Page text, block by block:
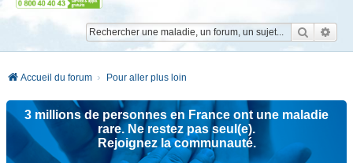
Accueil du forum Pour aller plus loin
3 millions de personnes en France ont une maladie
rare. Ne restez pas seul(e).
Rejoignez la communauté.